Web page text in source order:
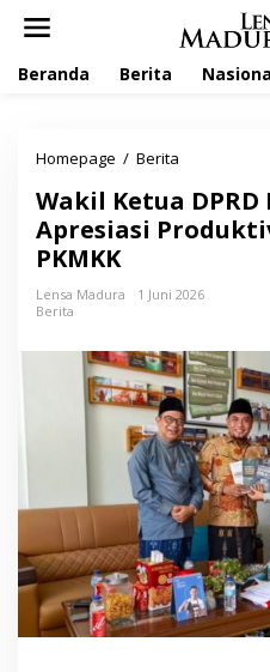
Beranda Berita
Homepage / Berita
k
i
e
a
D
P
R
D
P
a
m
e
k
a
s
a
n
Wakil Ketua DPRD
Apresiasi
PKMKK
Lensa Madura
1 Juni 2026
Berita